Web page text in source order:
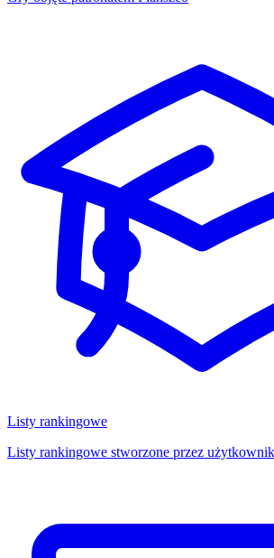
Listy rankingowe
Listy rankingowe stworzone przez